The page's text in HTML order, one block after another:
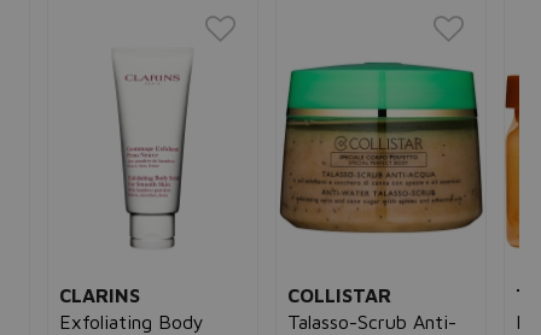
CLARINS
Exfoliating Body
COLLISTAR
Talasso-Scrub Anti-